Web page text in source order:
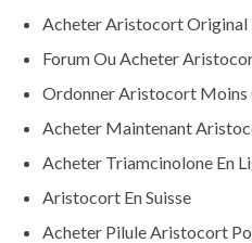
Acheter Aristocort Original
Forum Ou Acheter
Ordonner Aristocort Moins
Acheter Maintenant
Acheter Triamcinolone En
Aristocort En Suisse
Acheter Pilule Aristocort